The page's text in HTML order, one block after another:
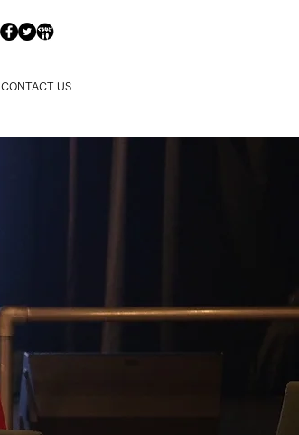
CONTACT US